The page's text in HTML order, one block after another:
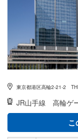
東京都港区高輪2-21-2
JR山手線 高輪ゲ
こ